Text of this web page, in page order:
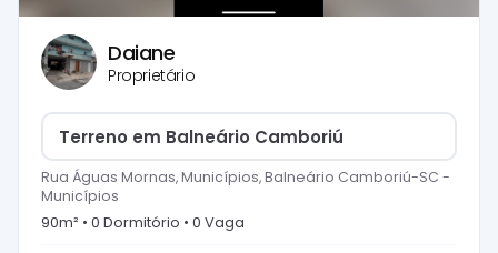
Daiane
Proprietário
Terreno em Balneário Camboriú
Rua Águas Mornas, Municípios, Balneário Camboriú-SC -
Municípios
90m² • 0 Dormitório • 0 Vaga